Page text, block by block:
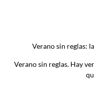
Verano sin reglas:
Verano sin reglas. Hay